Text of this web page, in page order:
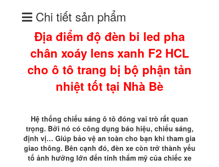
xanh
F2
trang
Nhà
Chi tiết sản phẩm
Địa điểm độ đèn bi led pha
chân xoáy lens xanh F2 HCL
cho ô tô trang bị bộ phận tản
nhiệt tốt tại Nhà Bè
Hệ thống chiếu sáng ô tô đóng vai trò rất quan
trọng. Bởi nó có công dụng báo hiệu, chiếu sáng,
định vị… Giúp bảo vệ an toàn cho bạn khi tham gia
giao thông. Bên cạnh đó, đèn xe còn trở thành yếu
tố ảnh hưởng lớn đến tính thẩm mỹ của chiếc xe